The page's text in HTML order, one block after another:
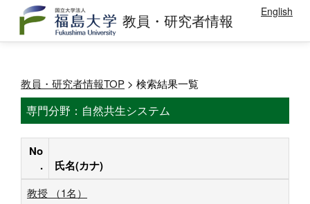
教員・研究者情報 English
教員・研究者情報TOP > 検索結果一覧
専門分野：自然共生システム
No
.
氏名(カナ)
教授 （1名）